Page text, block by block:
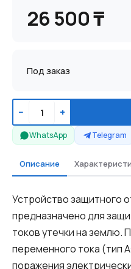
26 500 ₸
Под заказ
− +
WhatsApp Telegram
Описание
Устройство защитного
предназначено для
токов утечки на землю.
переменного тока (тип
поражения